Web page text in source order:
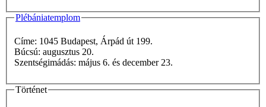
Plébániatemplom
Címe: 1045 Budapest, Árpád út 199.
Búcsú: augusztus 20.
Szentségimádás: május 6. és december 23.
Történet